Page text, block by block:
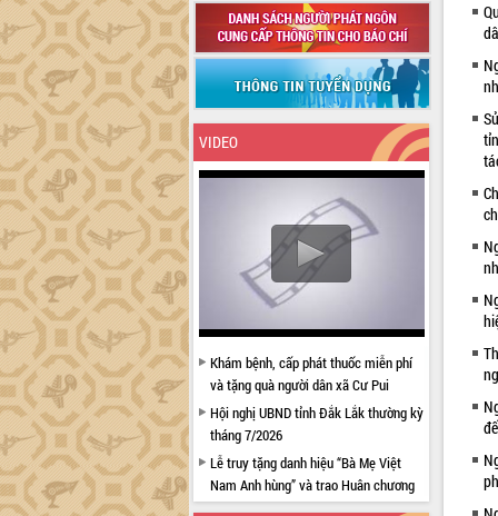
VIDEO
Khám bệnh, cấp phát thuốc miễn phí
và tặng quà người dân xã Cư Pui
Hội nghị UBND tỉnh Đắk Lắk thường kỳ
tháng 7/2026
Lễ truy tặng danh hiệu “Bà Mẹ Việt
Nam Anh hùng” và trao Huân chương
Lao động